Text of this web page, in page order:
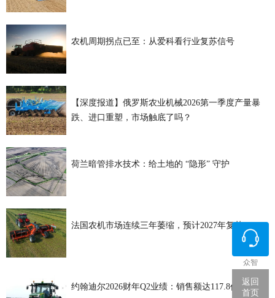
农机周期拐点已至：从爱科看行业复苏信号
【深度报道】俄罗斯农业机械2026第一季度产量暴
跌、进口重塑，市场触底了吗？
荷兰暗管排水技术：给土地的 “隐形” 守护
法国农机市场连续三年萎缩，预计2027年复苏
约翰迪尔2026财年Q2业绩：销售额达117.8亿美元
众智
返回
首页